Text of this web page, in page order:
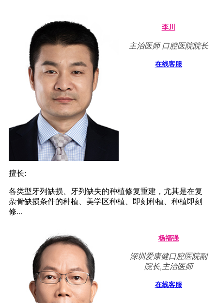
李川
主治医师 口腔医院院长
在线客服
擅长:
各类型牙列缺损、牙列缺失的种植修复重建，尤其是在复
杂骨缺损条件的种植、美学区种植、即刻种植、种植即刻
修...
杨福强
深圳爱康健口腔医院副
院长,主治医师
在线客服